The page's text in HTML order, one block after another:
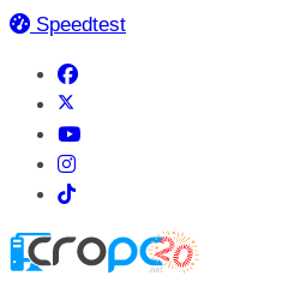
Speedtest